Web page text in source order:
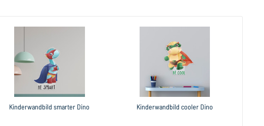
Kinderwandbild smarter Dino Kinderwandbild cooler Dino